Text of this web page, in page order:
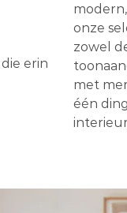
erin
onze
zowel
met
één